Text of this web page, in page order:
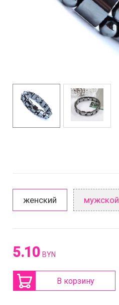
женский мужской
5.10 BYN
В корзину